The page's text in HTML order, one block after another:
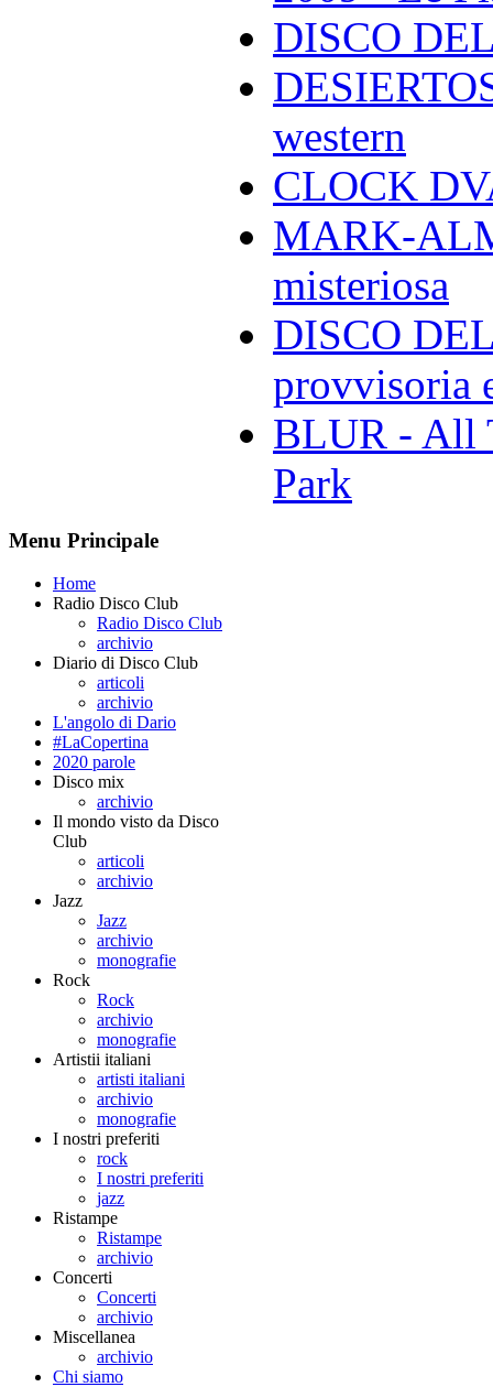
DISCO
western
CLOCK
MARK-
misteriosa
DISCO
provvisoria
BLUR - All
Park
Menu Principale
Home
Radio Disco Club
Radio Disco Club
archivio
Diario di Disco Club
articoli
archivio
L'angolo di Dario
#LaCopertina
2020 parole
Disco mix
archivio
Il mondo visto da Disco
Club
articoli
archivio
Jazz
Jazz
archivio
monografie
Rock
Rock
archivio
monografie
Artistii italiani
artisti italiani
archivio
monografie
I nostri preferiti
rock
I nostri preferiti
jazz
Ristampe
Ristampe
archivio
Concerti
Concerti
archivio
Miscellanea
archivio
Chi siamo